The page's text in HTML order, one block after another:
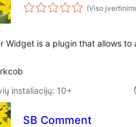
(Viso
Widget is a plugin that allows
instaliacijų: 10+
SB Comment